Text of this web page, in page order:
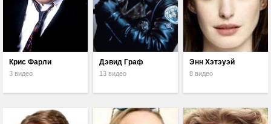
Крис Фарли
3 видео
Дэвид Граф
13 видео
Энн Хэтэуэй
8 видео